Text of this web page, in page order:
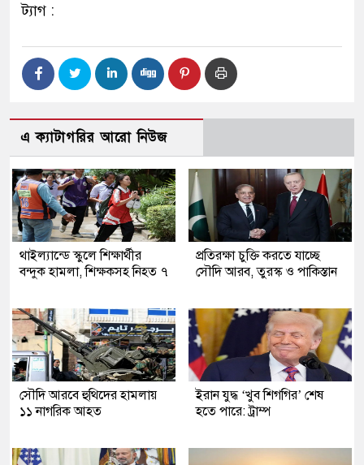
ট্যাগ :
এ ক্যাটাগরির আরো নিউজ
থাইল্যান্ডে স্কুলে শিক্ষার্থীর
বন্দুক হামলা, শিক্ষকসহ নিহত ৭
প্রতিরক্ষা চুক্তি করতে যাচ্ছে
সৌদি আরব, তুরস্ক ও পাকিস্তান
সৌদি আরবে হুথিদের হামলায়
১১ নাগরিক আহত
ইরান যুদ্ধ ‘খুব শিগগির’ শেষ
হতে পারে: ট্রাম্প